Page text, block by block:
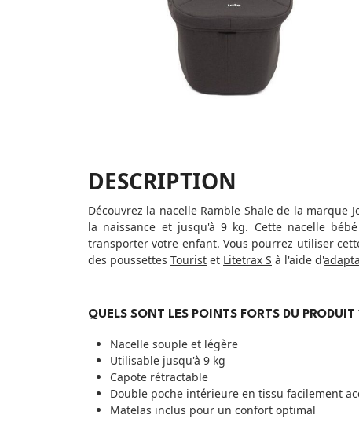
DESCRIPTION
Découvrez la nacelle Ramble Shale de la marque
la naissance et jusqu'à 9 kg. Cette nacelle
transporter votre enfant. Vous pourrez utiliser
des poussettes Tourist et Litetrax S à l'aide d'
QUELS SONT LES POINTS FORTS DU PRODUIT
Nacelle souple et légère
Utilisable jusqu'à 9 kg
Capote rétractable
Double poche intérieure en tissu facilement
Matelas inclus pour un confort optimal